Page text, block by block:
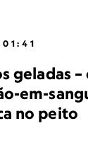
01:41
geladas –
em-
no peito